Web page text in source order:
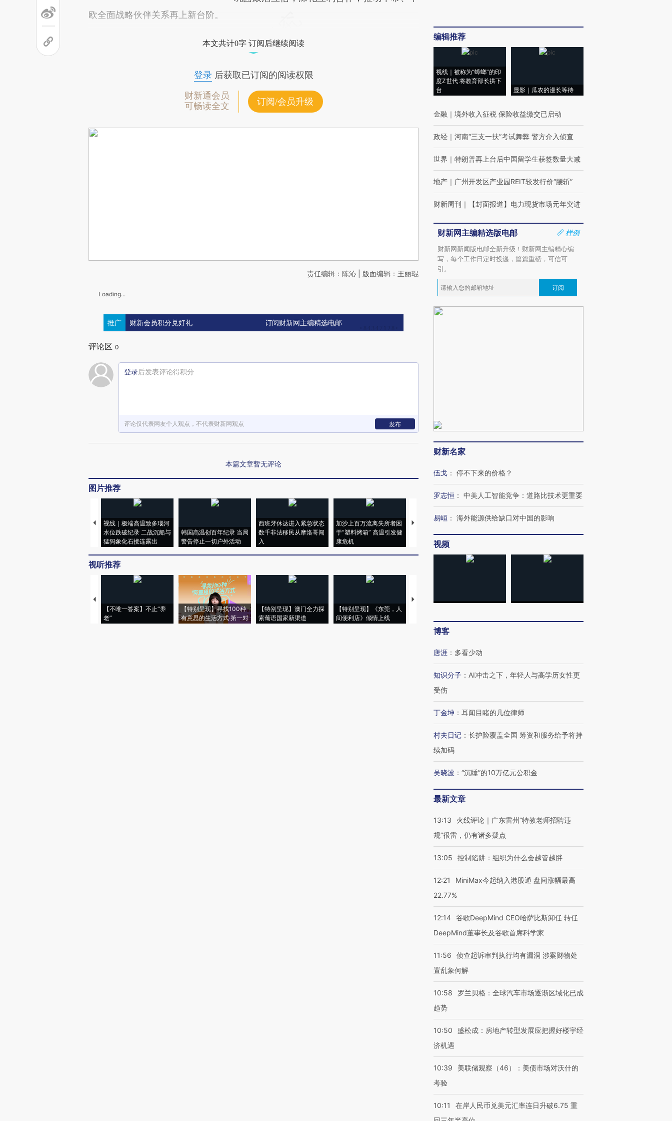
欧全面战略伙伴关系再上新台阶。
本文共计0字 订阅后继续阅读
登录后获取已订阅的阅读权限
财新通会员
可畅读全文
订阅/会员升级
责任编辑：陈沁 | 版面编辑：王丽琨
Loading...
推广 财新会员积分兑好礼 订阅财新网主编精选电邮
评论区 0
登录后发表评论得积分
评论仅代表网友个人观点，不代表财新网观点 发布
本篇文章暂无评论
图片推荐
视线｜极端高温致多瑙河
水位跌破纪录 二战沉船与
猛犸象化石接连露出
韩国高温创百年纪录 当局
警告停止一切户外活动
西班牙休达进入紧急状态
数千非法移民从摩洛哥闯
入
加沙上百万流离失所者困
于“塑料烤箱” 高温引发健
康危机
马航飞行员跨国走私7万
粒摇头丸 尿检体内含3种
泽连斯基密集出访美英 索
秘鲁纳斯卡观光飞机坠毁
视听推荐
【不唯一答案】不止“养
老”
【特别呈现】寻找100种
有意思的生活方式·第一对
【特别呈现】澳门全力探
索葡语国家新渠道
【特别呈现】《东莞，人
间便利店》倾情上线
【推广】走进第四届链博
【商旅对话】华住集团
编辑推荐
视线｜被称为“蟑螂”的印
度Z世代 将教育部长拱下
台
显影｜瓜农的漫长等待
金融 ｜ 境外收入征税 保险收益缴交已启动
政经 ｜ 河南“三支一扶”考试舞弊 警方介入侦查
世界 ｜ 特朗普再上台后中国留学生获签数量大减
地产 ｜ 广州开发区产业园REIT较发行价“腰斩”
财新周刊 ｜ 【封面报道】电力现货市场元年突进
财新网主编精选版电邮
样例
财新网新闻版电邮全新升级！财新网主编精心编
写，每个工作日定时投递，篇篇重磅，可信可
引。
订阅
财新名家
伍戈 ： 停不下来的价格？
罗志恒 ： 中美人工智能竞争：道路比技术更重要
易峘 ： 海外能源供给缺口对中国的影响
视频
博客
唐涯 ： 多看少动
知识分子 ： AI冲击之下，年轻人与高学历女性更
受伤
丁金坤 ： 耳闻目睹的几位律师
村夫日记 ： 长护险覆盖全国 筹资和服务给予将持
续加码
吴晓波 ： “沉睡”的10万亿元公积金
最新文章
13:13
火线评论｜广东雷州“特教老师招聘违
规”很雷，仍有诸多疑点
13:05 控制陷阱：组织为什么会越管越胖
12:21
MiniMax今起纳入港股通 盘间涨幅最高
22.77%
12:14 谷歌DeepMind CEO哈萨比斯卸任 转任
DeepMind董事长及谷歌首席科学家
11:56
侦查起诉审判执行均有漏洞 涉案财物处
置乱象何解
10:58
罗兰贝格：全球汽车市场逐渐区域化已成
趋势
10:50
盛松成：房地产转型发展应把握好楼宇经
济机遇
10:39
美联储观察（46）：美债市场对沃什的
考验
10:11
在岸人民币兑美元汇率连日升破6.75 重